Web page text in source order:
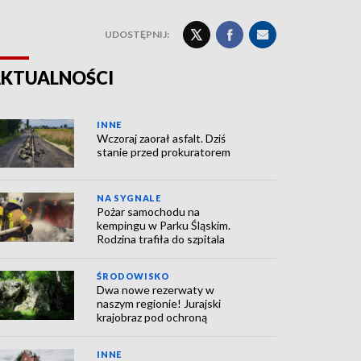
UDOSTĘPNIJ:
INNE
Wczoraj zaorał asfalt. Dziś
stanie przed prokuratorem
NA SYGNALE
Pożar samochodu na
kempingu w Parku Śląskim.
Rodzina trafiła do szpitala
ŚRODOWISKO
Dwa nowe rezerwaty w
naszym regionie! Jurajski
krajobraz pod ochroną
INNE